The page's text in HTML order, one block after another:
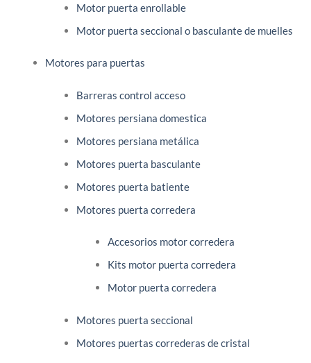
Motor puerta enrollable
Motor puerta seccional o basculante de muelles
Motores para puertas
Barreras control acceso
Motores persiana domestica
Motores persiana metálica
Motores puerta basculante
Motores puerta batiente
Motores puerta corredera
Accesorios motor corredera
Kits motor puerta corredera
Motor puerta corredera
Motores puerta seccional
Motores puertas correderas de cristal